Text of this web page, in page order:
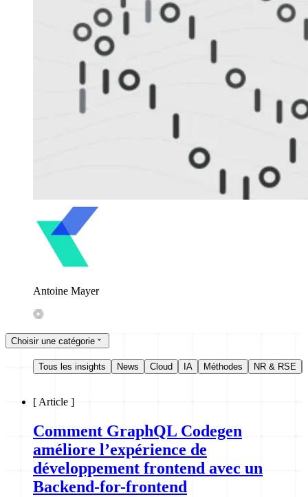
Antoine Mayer
Choisir une catégorie
Tous les insights News Cloud IA Méthodes NR & RSE
[ Article ]
Comment GraphQL Codegen
améliore l’expérience de
développement frontend avec un
Backend-for-frontend